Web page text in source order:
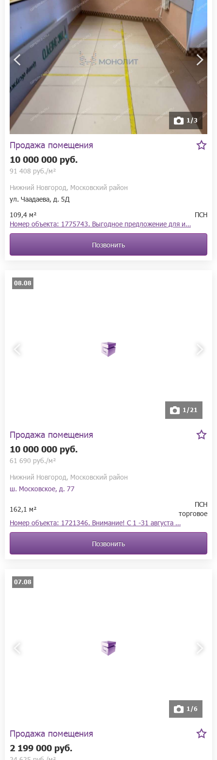
1/3
Продажа помещения
10 000 000 руб.
91 408 руб./м²
Нижний Новгород, Московский район
ул. Чаадаева, д. 5Д
109,4 м²
ПСН
Номер объекта: 1775743. Выгодное предложение для и…
Позвонить
08.08
1/21
Продажа помещения
10 000 000 руб.
61 690 руб./м²
Нижний Новгород, Московский район
ш. Московское, д. 77
162,1 м²
ПСН
торговое
Номер объекта: 1721346. Внимание! С 1 -31 августа …
Позвонить
07.08
1/6
Продажа помещения
2 199 000 руб.